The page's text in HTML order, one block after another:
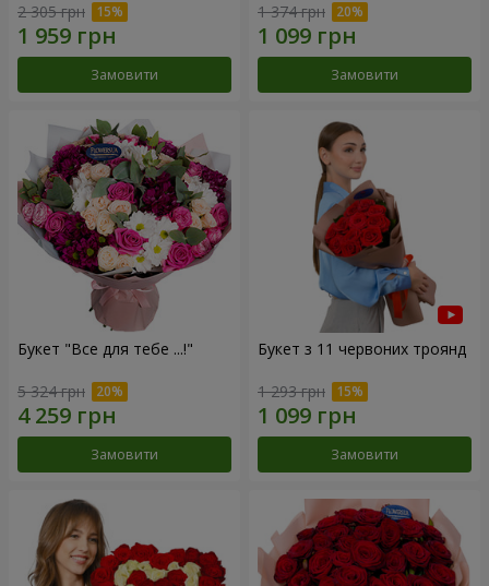
2 305 грн
Замовити
1 374 грн
Замовити
Букет "Все для тебе ...!"
5 324 грн
Замовити
Букет з 11 червоних троянд
1 293 грн
Замовити